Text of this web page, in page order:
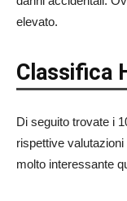
elevato.
Classifica
Di seguito trovate i
rispettive
molto interessante